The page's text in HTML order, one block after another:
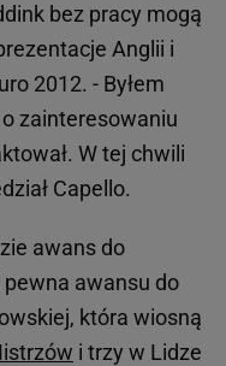
bez pracy mogą
Anglii i
2012. - Byłem
zainteresowaniu
W tej chwili
Capello.
awans do
awansu do
która wiosną
i trzy w Lidze